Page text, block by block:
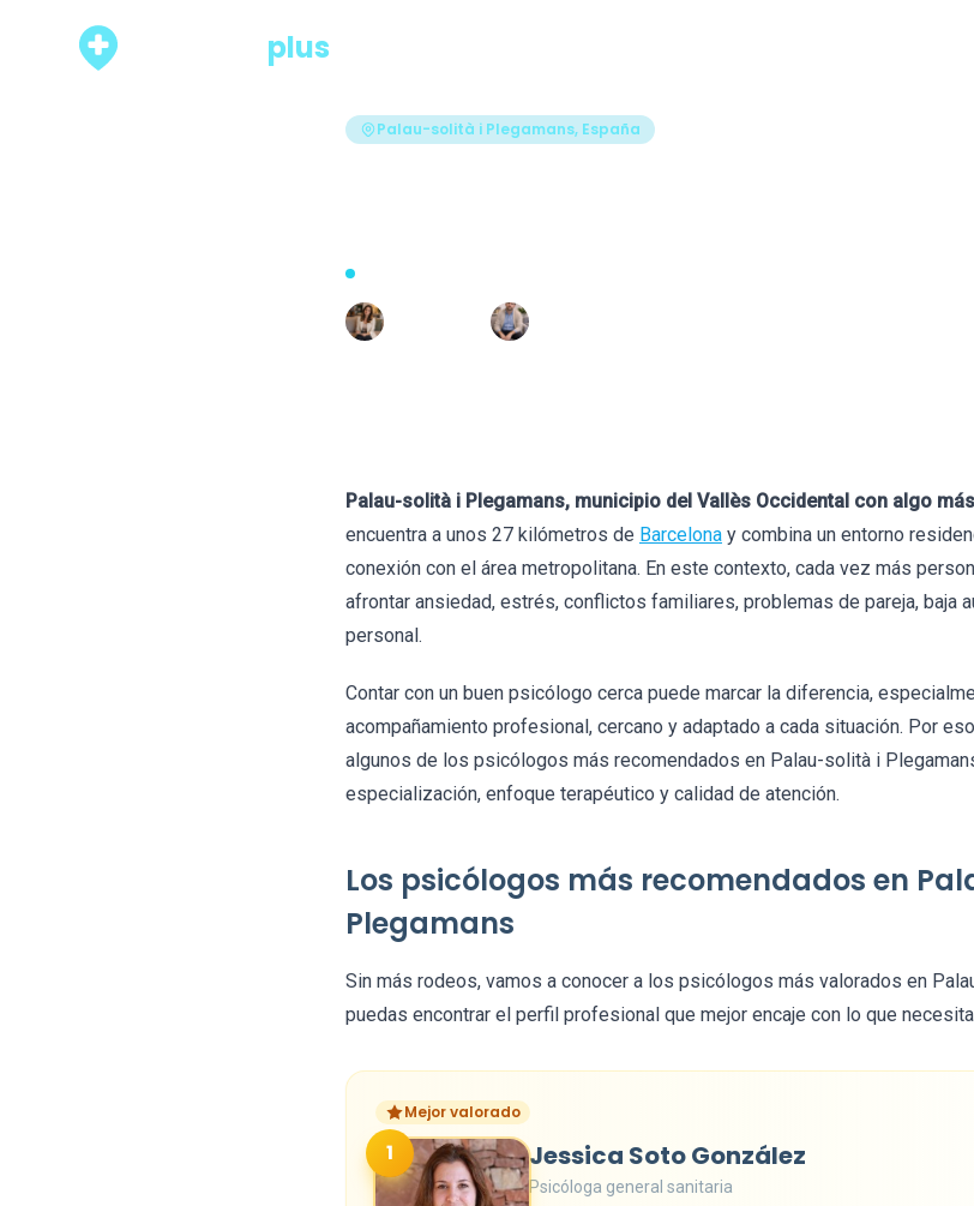
plus
Palau-solità i Plegamans, España
Palau-solità i Plegamans, municipio del Vallès Occidental con algo
encuentra a unos 27 kilómetros de Barcelona y combina un entorno
conexión con el área metropolitana. En este contexto, cada vez más
afrontar ansiedad, estrés, conflictos familiares, problemas de pareja, baja
personal.
Contar con un buen psicólogo cerca puede marcar la diferencia,
acompañamiento profesional, cercano y adaptado a cada situación. Por
algunos de los psicólogos más recomendados en Palau-solità i
especialización, enfoque terapéutico y calidad de atención.
Los psicólogos más recomendados en
Plegamans
Sin más rodeos, vamos a conocer a los psicólogos más valorados en
puedas encontrar el perfil profesional que mejor encaje con lo que
Mejor valorado
1 Jessica Soto González
Psicóloga general sanitaria